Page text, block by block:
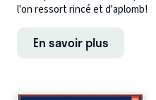
l'on ressort rincé et d'aplomb!
En savoir plus